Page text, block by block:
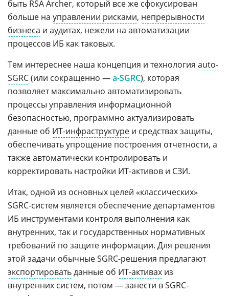
быть RSA Archer, который все же сфокусирован
больше на управлении рисками, непрерывности
бизнеса и аудитах, нежели на автоматизации
процессов ИБ как таковых.
Тем интереснее наша концепция и технология auto-
SGRC(или сокращенно —a-SGRC), которая
позволяет максимально автоматизировать
процессы управления информационной
безопасностью, программно актуализировать
данные об ИТ-инфраструктуре и средствах защиты,
обеспечивать упрощение построения отчетности, а
также автоматически контролировать и
корректировать настройки ИТ-активов и СЗИ.
Итак, одной из основных целей «классических»
SGRC-систем является обеспечение департаментов
ИБ инструментами контроля выполнения как
внутренних, так и государственных нормативных
требований по защите информации. Для решения
этой задачи обычные SGRC-решения предлагают
экспортироватьданные об ИТ-активах из
внутренних систем, потом — занести в SGRC-